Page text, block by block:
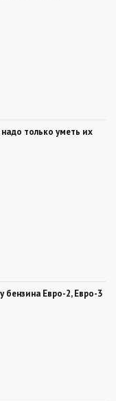
только уметь их
бензина Евро-2, Евро-3